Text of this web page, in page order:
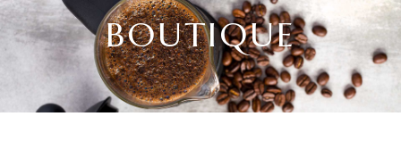
BOUTIQUE